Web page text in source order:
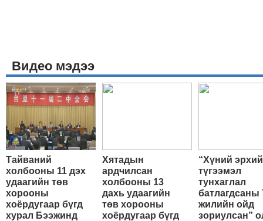
Видео мэдээ
Тайваний
холбооны 11 дэх
удаагийн төв
хорооны
хоёрдугаар бүгд
хурал Бээжинд
Хятадын
ардчилсан
холбооны 13
дахь удаагийн
төв хорооны
хоёрдугаар бүгд
“Хүний
түгээмэл
тунхаглал
батлагдсаны
жилийн ойд
зориулсан”